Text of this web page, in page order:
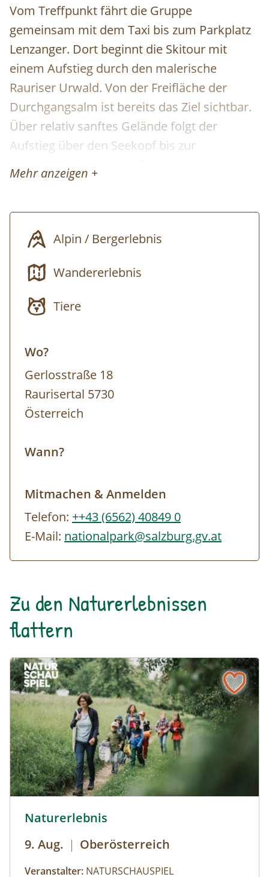
Vom Treffpunkt fährt die Gruppe
gemeinsam mit dem Taxi bis zum Parkplatz
Lenzanger. Dort beginnt die Skitour mit
einem Aufstieg durch den malerische
Rauriser Urwald. Von der Freifläche der
Durchgangsalm ist bereits das Ziel sichtbar.
Über relativ sanftes Gelände folgt der
Aufstieg über den Seekopf bis zur
Kolmkarspitze. Je nach Schneeverhältnissen
ist auch eine Abfahrtsvariante retour zur
ausreichender Schneelage möglich bis zum
Parkplatz mit den Skiern abzufahren. zur
Detailinfo
Mehr anzeigen +
Alpin / Bergerlebnis
Wandererlebnis
Tiere
Wo?
Gerlosstraße 18
Raurisertal 5730
Österreich
Wann?
Mitmachen & Anmelden
Telefon: ++43 (6562) 40849 0
E-Mail: nationalpark@salzburg.gv.at
Zu den Naturerlebnissen
flattern
Naturerlebnis
9. Aug. | Oberösterreich
Veranstalter: NATURSCHAUSPIEL